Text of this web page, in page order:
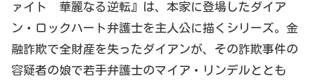
ァイト 華麗なる逆転』は、本家に登場したダイア
ン・ロックハート弁護士を主人公に描くシリーズ。 金
融詐欺で全財産を失ったダイアンが、その詐欺事件の
容疑者の娘で若手弁護士のマイア・リンデルととも